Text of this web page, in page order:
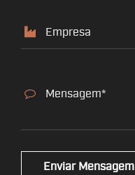
Enviar Mensagem